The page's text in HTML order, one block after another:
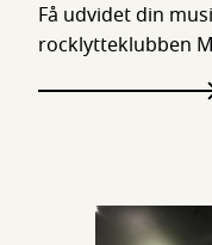
Få udvidet din
rocklytteklubben